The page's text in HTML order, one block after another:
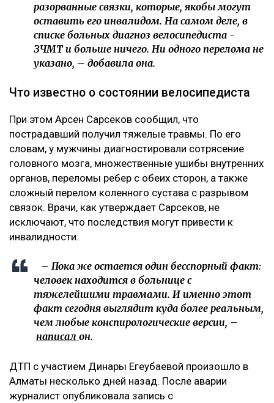
разорванные связки, которые, якобы могут
оставить его инвалидом. На самом деле, в
списке больных диагноз велосипедиста -
ЗЧМТ и больше ничего. Ни одного перелома не
указано, – добавила она.
Что известно о состоянии велосипедиста
При этом Арсен Сарсеков сообщил, что
пострадавший получил тяжелые травмы. По его
словам, у мужчины диагностировали сотрясение
головного мозга, множественные ушибы внутренних
органов, переломы ребер с обеих сторон, а также
сложный перелом коленного сустава с разрывом
связок. Врачи, как утверждает Сарсеков, не
исключают, что последствия могут привести к
инвалидности.
– Пока же остается один бесспорный факт:
человек находится в больнице с
тяжелейшими травмами. И именно этот
факт сегодня выглядит куда более реальным,
чем любые конспирологические версии, –
написал он.
ДТП с участием Динары Егеубаевой произошло в
Алматы несколько дней назад. После аварии
журналист опубликовала запись с